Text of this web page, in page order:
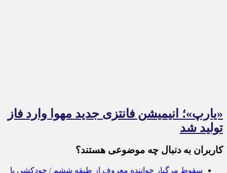
«یارپ»؛ انیمیشن فانتزی جدید مهوا وارد فاز
تولید شد
کاربران به دنبال چه موضوعی هستند؟
سقوط مرگبار خواننده معروف از طبقه ششم / خودکشی با